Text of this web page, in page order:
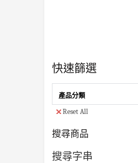
快速篩選
產品分類
Reset All
搜尋商品
搜尋字串